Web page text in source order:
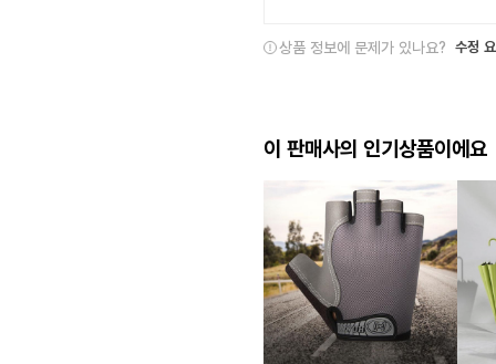
상품 정보에 문제가 있나요? 수정
이 판매사의 인기상품이에요